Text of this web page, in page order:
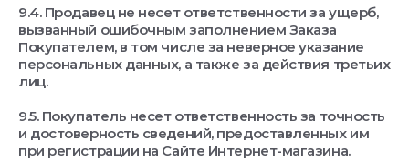
9.4. Продавец не несет ответственности за ущерб,
вызванный ошибочным заполнением Заказа
Покупателем, в том числе за неверное указание
персональных данных, а также за действия третьих
лиц.
9.5. Покупатель несет ответственность за точность
и достоверность сведений, предоставленных им
при регистрации на Сайте Интернет-магазина.